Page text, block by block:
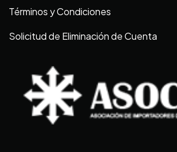
Términos y Condiciones
Solicitud de Eliminación de Cuenta